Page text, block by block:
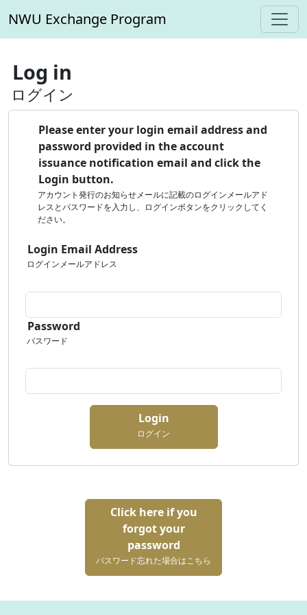
NWU Exchange Program
Log in
ログイン
Please enter your login email address and
password provided in the account
issuance notification email and click the
Login button.
アカウント発行のお知らせメールに記載のログインメールアド
レスとパスワードを入力し、ログインボタンをクリックしてく
ださい。
Login Email Address
ログインメールアドレス
Password
パスワード
Login
ログイン
Click here if you
forgot your
password
パスワード忘れた場合はこちら